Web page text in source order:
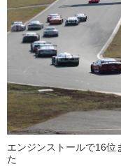
エンジンストールで16位
た